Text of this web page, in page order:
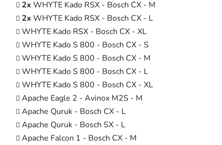
2x WHYTE Kado RSX - Bosch CX - M
2x WHYTE Kado RSX - Bosch CX - L
WHYTE Kado RSX - Bosch CX - XL
WHYTE Kado S 800 - Bosch CX - S
WHYTE Kado S 800 - Bosch CX - M
WHYTE Kado S 800 - Bosch CX - L
WHYTE Kado S 800 - Bosch CX - XL
Apache Eagle 2 - Avinox M2S - M
Apache Quruk - Bosch CX - L
Apache Quruk - Bosch SX - L
Apache Falcon 1 - Bosch CX - M